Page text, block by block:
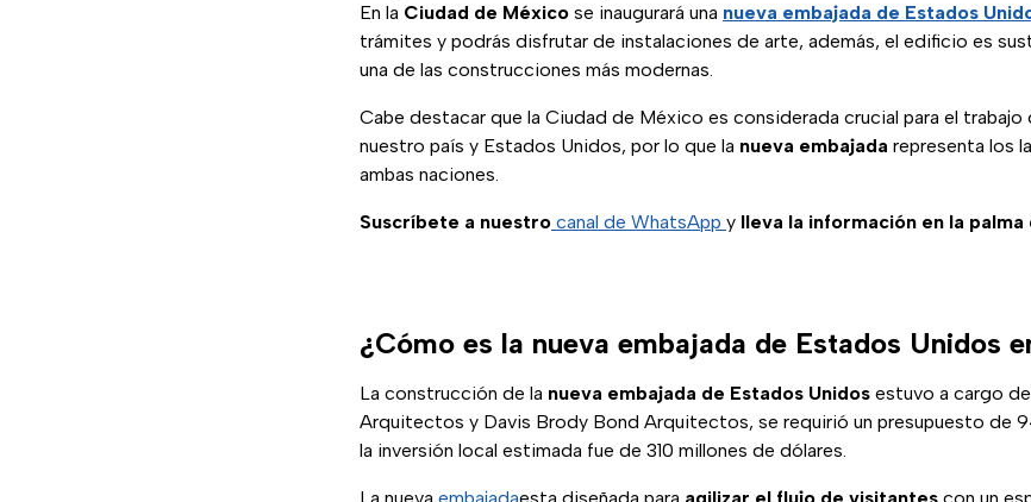
En la Ciudad de México se inaugurará una nueva embajada de Estados
trámites y podrás disfrutar de instalaciones de arte, además, el edificio es
una de las construcciones más modernas.
Cabe destacar que la Ciudad de México es considerada crucial para el
nuestro país y Estados Unidos, por lo que la nueva embajada representa los
ambas naciones.
Suscríbete a nuestro canal de WhatsApp y lleva la información en la palma
¿Cómo es la nueva embajada de Estados Unidos
La construcción de la nueva embajada de Estados Unidos estuvo a cargo
Arquitectos y Davis Brody Bond Arquitectos, se requirió un presupuesto de
la inversión local estimada fue de 310 millones de dólares.